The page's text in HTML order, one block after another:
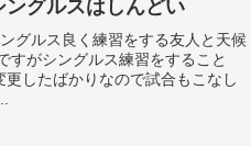
ングルスはしんどい
グルス良く練習をする友人と天候
すがシングルス練習をすること
したばかりなので試合もこなし